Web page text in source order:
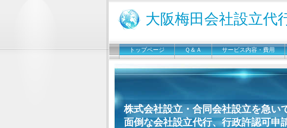
大阪梅田会社設立代
トップページ Ｑ＆Ａ サービス内容・費用
株式会社設立・合同会社設立を急い
面倒な会社設立代行、行政許認可申